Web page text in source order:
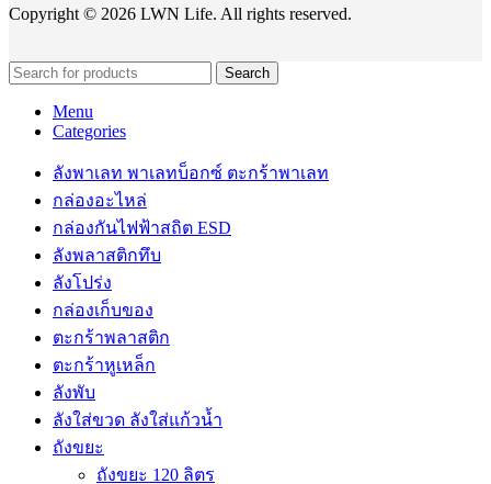
Copyright © 2026 LWN Life. All rights reserved.
Search
Menu
Categories
ลังพาเลท พาเลทบ็อกซ์ ตะกร้าพาเลท
กล่องอะไหล่
กล่องกันไฟฟ้าสถิต ESD
ลังพลาสติกทึบ
ลังโปร่ง
กล่องเก็บของ
ตะกร้าพลาสติก
ตะกร้าหูเหล็ก
ลังพับ
ลังใส่ขวด ลังใส่แก้วน้ำ
ถังขยะ
ถังขยะ 120 ลิตร